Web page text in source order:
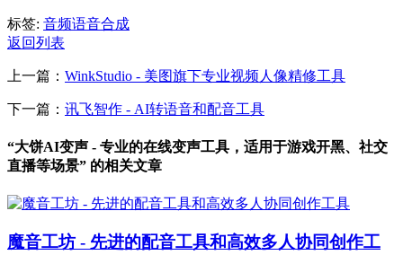
标签: 音频语音合成
返回列表
上一篇： WinkStudio - 美图旗下专业视频人像精修工具
下一篇： 讯飞智作 - AI转语音和配音工具
“大饼AI变声 - 专业的在线变声工具，适用于游戏开黑、社交
直播等场景” 的相关文章
魔音工坊 - 先进的配音工具和高效多人协同创作工